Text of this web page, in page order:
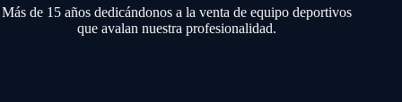
Más de 15 años dedicándonos a la venta de equipo deportivos
que avalan nuestra profesionalidad.